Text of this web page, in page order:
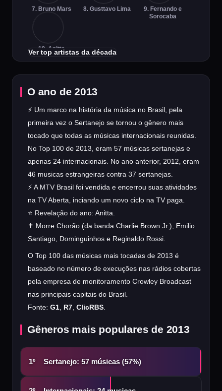
O ano de 2013
⚡ Um marco na história da música no Brasil, pela
primeira vez o Sertanejo se tornou o gênero mais
tocado que todas as músicas internacionais reunidas.
No Top 100 de 2013, eram 57 músicas sertanejas e
apenas 24 internacionais. No ano anterior, 2012, eram
46 musicas estrangeiras contra 37 sertanejas.
⚡ A MTV Brasil foi vendida e encerrou suas atividades
na TV Aberta, inciando um novo ciclo na TV paga.
⭐ Revelação do ano: Anitta.
✝️ Morre Chorão (da banda Charlie Brown Jr.), Emilio
Santiago, Dominguinhos e Reginaldo Rossi.
O Top 100 das músicas mais tocadas de 2013 é
baseado no número de execuções nas rádios cobertas
pela empresa de monitoramento Crowley Broadcast
nas principais capitais do Brasil.
Fonte: G1 R7 ClicRBS
Gêneros mais populares de 2013
1º Sertanejo: 57 músicas (57%)
7. Bruno Mars 8. Gusttavo Lima
9. Fernando e
Sorocaba
10. Anitta
Ver top artistas da década